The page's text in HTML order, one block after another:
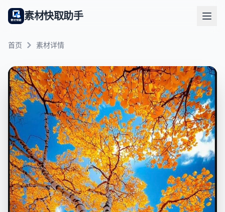
素材快取助手
首页 素材详情